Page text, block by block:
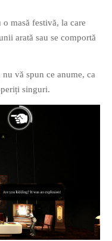
masă festivă, la care
arată sau se comportă
vă spun ce anume, ca
singuri.